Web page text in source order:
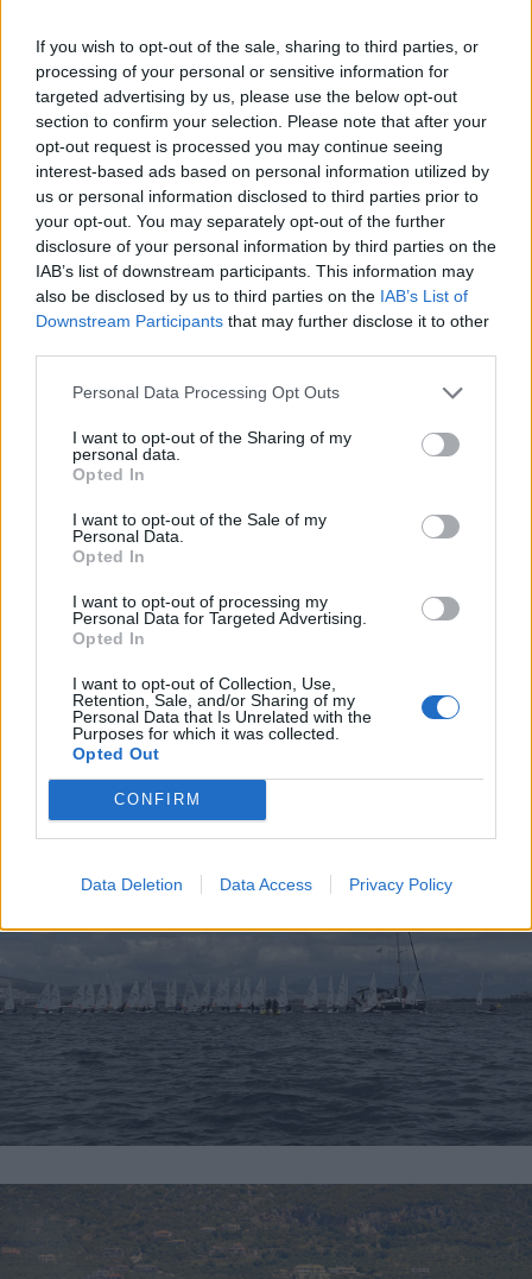
If you wish to opt-out of the sale, sharing to third parties, or
processing of your personal or sensitive information for
targeted advertising by us, please use the below opt-out
section to confirm your selection. Please note that after your
opt-out request is processed you may continue seeing
interest-based ads based on personal information utilized by
us or personal information disclosed to third parties prior to
your opt-out. You may separately opt-out of the further
disclosure of your personal information by third parties on the
IAB’s list of downstream participants. This information may
also be disclosed by us to third parties on the IAB’s List of
Downstream Participants that may further disclose it to other
Personal Data Processing Opt Outs
I want to opt-out of the Sharing of my
personal data.
Opted In
I want to opt-out of the Sale of my
Personal Data.
Opted In
I want to opt-out of processing my
Personal Data for Targeted Advertising.
Opted In
I want to opt-out of Collection, Use,
Retention, Sale, and/or Sharing of my
Personal Data that Is Unrelated with the
Purposes for which it was collected.
Opted Out
CONFIRM
Data Deletion Data Access Privacy Policy